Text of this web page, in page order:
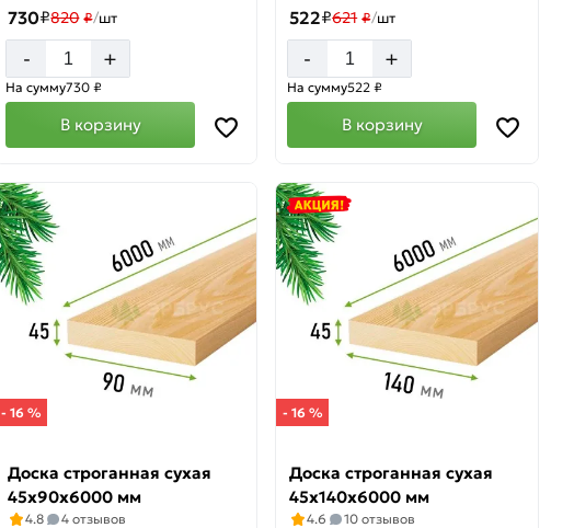
730₽820 ₽/шт
- +
На сумму730 ₽
В корзину
522₽621 ₽/шт
- +
На сумму522 ₽
В корзину
- 16 %
Доска строганная сухая
45х90х6000 мм
4.8 4 отзывов
- 16 %
Доска строганная сухая
45х140х6000 мм
4.6 10 отзывов